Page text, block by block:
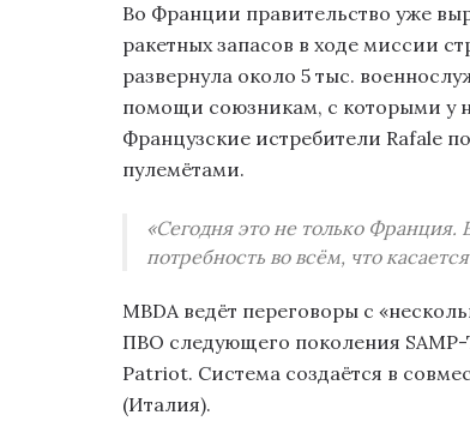
Во Франции правительство уже
ракетных запасов в ходе миссии
развернула около 5 тыс.
помощи союзникам, с которыми у
Французские истребители Rafale
пулемётами.
«Сегодня это не только Франция.
потребность во всём, что
MBDA ведёт переговоры с
ПВО следующего поколения SAMP-
Patriot. Система создаётся в
(Италия).